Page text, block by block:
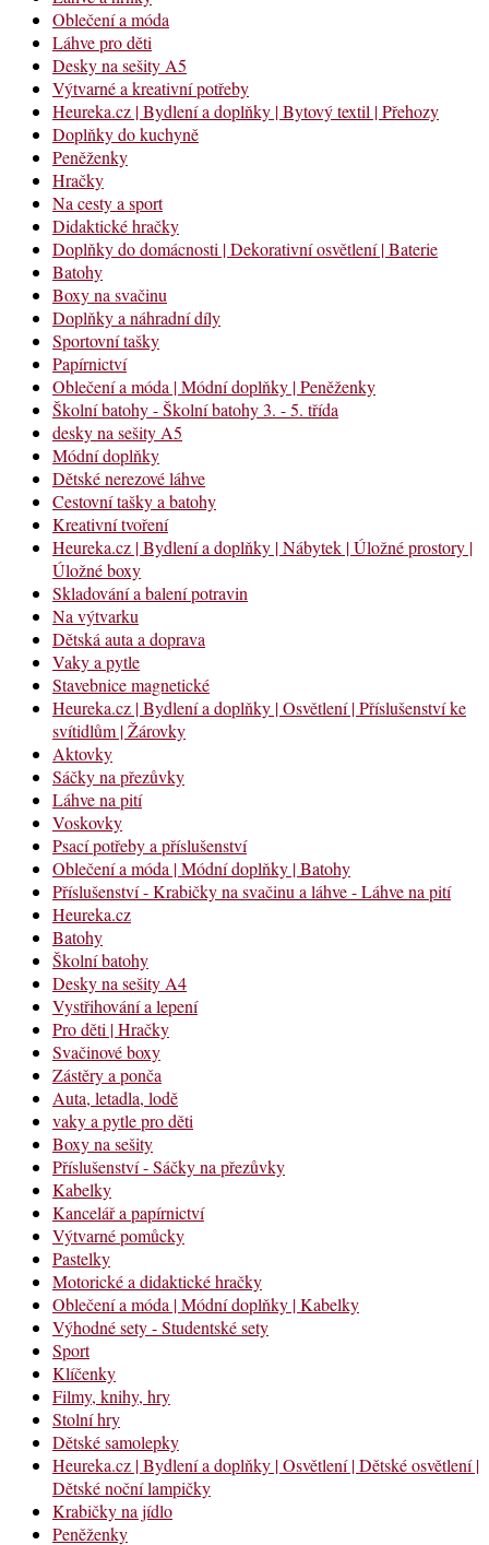
Oblečení a móda
Láhve pro děti
Desky na sešity A5
Výtvarné a kreativní potřeby
Heureka.cz | Bydlení a doplňky | Bytový textil | Přehozy
Doplňky do kuchyně
Peněženky
Hračky
Na cesty a sport
Didaktické hračky
Doplňky do domácnosti | Dekorativní osvětlení | Baterie
Batohy
Boxy na svačinu
Doplňky a náhradní díly
Sportovní tašky
Papírnictví
Oblečení a móda | Módní doplňky | Peněženky
Školní batohy - Školní batohy 3. - 5. třída
desky na sešity A5
Módní doplňky
Dětské nerezové láhve
Cestovní tašky a batohy
Kreativní tvoření
Heureka.cz | Bydlení a doplňky | Nábytek | Úložné prostory |
Úložné boxy
Skladování a balení potravin
Na výtvarku
Dětská auta a doprava
Vaky a pytle
Stavebnice magnetické
Heureka.cz | Bydlení a doplňky | Osvětlení | Příslušenství ke
svítidlům | Žárovky
Aktovky
Sáčky na přezůvky
Láhve na pití
Voskovky
Psací potřeby a příslušenství
Oblečení a móda | Módní doplňky | Batohy
Příslušenství - Krabičky na svačinu a láhve - Láhve na pití
Heureka.cz
Batohy
Školní batohy
Desky na sešity A4
Vystřihování a lepení
Pro děti | Hračky
Svačinové boxy
Zástěry a ponča
Auta, letadla, lodě
vaky a pytle pro děti
Boxy na sešity
Příslušenství - Sáčky na přezůvky
Kabelky
Kancelář a papírnictví
Výtvarné pomůcky
Pastelky
Motorické a didaktické hračky
Oblečení a móda | Módní doplňky | Kabelky
Výhodné sety - Studentské sety
Sport
Klíčenky
Filmy, knihy, hry
Stolní hry
Dětské samolepky
Heureka.cz | Bydlení a doplňky | Osvětlení | Dětské osvětlení |
Dětské noční lampičky
Krabičky na jídlo
Peněženky